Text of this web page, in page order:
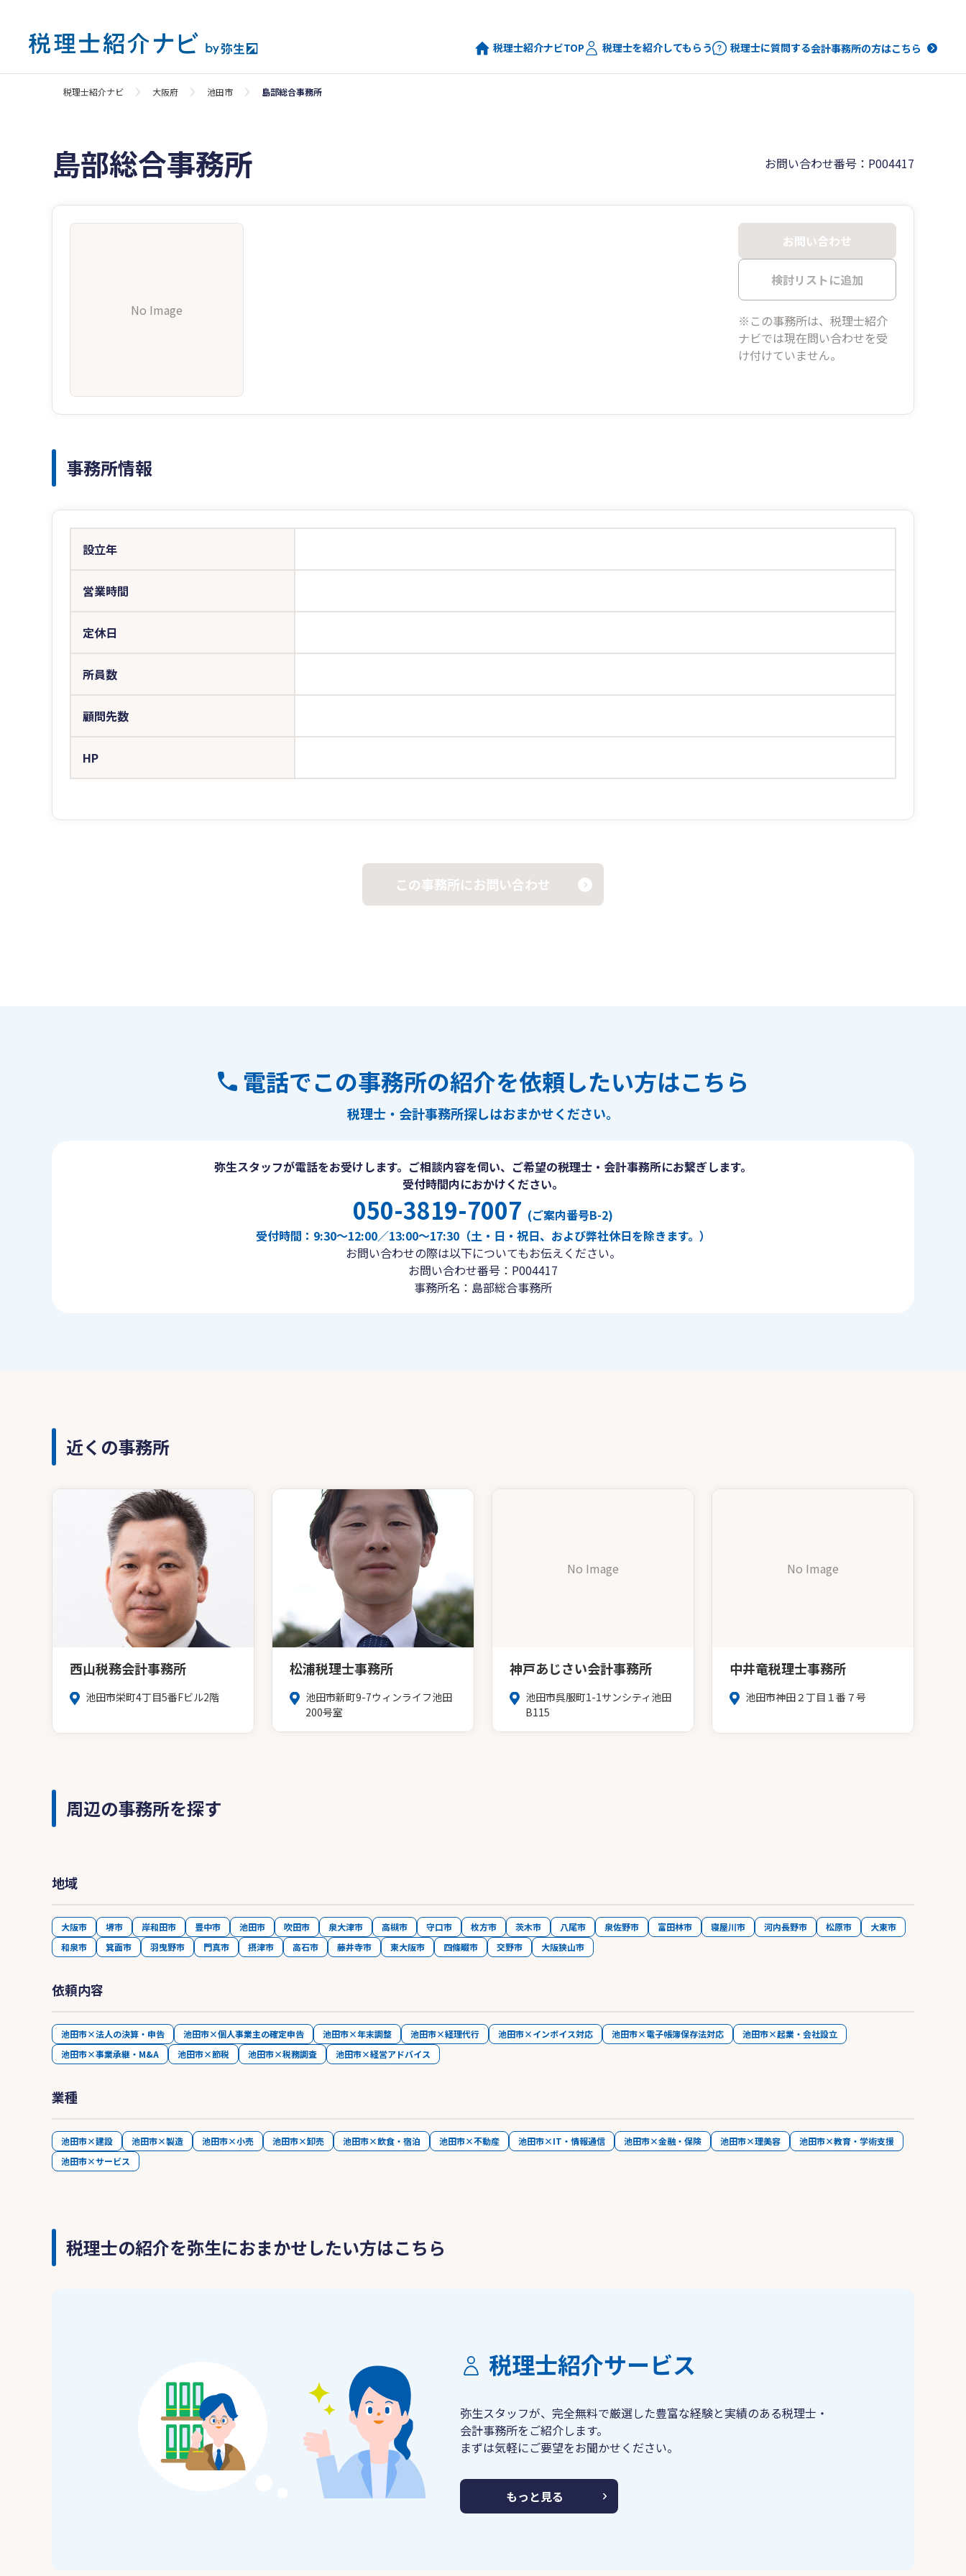
税理士紹介ナビTOP 税理士を紹介してもらう 税理士に質問する会計事務所の方はこちら
税理士紹介ナビ 大阪府 池田市 島部総合事務所
島部総合事務所 お問い合わせ番号：P004417
No Image
お問い合わせ
検討リストに追加
※この事務所は、税理士紹介
ナビでは現在問い合わせを受
け付けていません。
事務所情報
設立年
営業時間
定休日
所員数
顧問先数
HP
この事務所にお問い合わせ
電話でこの事務所の紹介を依頼したい方はこちら
税理士・会計事務所探しはおまかせください。
弥生スタッフが電話をお受けします。ご相談内容を伺い、ご希望の税理士・会計事務所にお繋ぎします。
受付時間内におかけください。
050-3819-7007 (ご案内番号B-2)
受付時間：9:30〜12:00／13:00〜17:30（土・日・祝日、および弊社休日を除きます。）
お問い合わせの際は以下についてもお伝えください。
お問い合わせ番号：P004417
事務所名：島部総合事務所
近くの事務所
西山税務会計事務所
池田市栄町4丁目5番Fビル2階
松浦税理士事務所
池田市新町9-7ウィンライフ池田
200号室
No Image
神戸あじさい会計事務所
池田市呉服町1-1サンシティ池田
B115
No Image
中井竜税理士事務所
池田市神田２丁目１番７号
周辺の事務所を探す
地域
大阪市 堺市 岸和田市 豊中市 池田市 吹田市 泉大津市 高槻市 守口市 枚方市 茨木市 八尾市 泉佐野市 富田林市 寝屋川市 河内長野市 松原市
大東市
和泉市
箕面市 羽曳野市 門真市 摂津市 高石市 藤井寺市 東大阪市 四條畷市 交野市 大阪狭山市
依頼内容
池田市×法人の決算・申告 池田市×個人事業主の確定申告 池田市×年末調整 池田市×経理代行 池田市×インボイス対応 池田市×電子帳簿保存法対応
池田市×起業・会社設立
池田市×事業承継・M&A
池田市×節税 池田市×税務調査 池田市×経営アドバイス
業種
池田市×建設 池田市×製造 池田市×小売 池田市×卸売 池田市×飲食・宿泊 池田市×不動産 池田市×IT・情報通信 池田市×金融・保険 池田市×理美容
池田市×教育・学術支援
池田市×サービス
税理士の紹介を弥生におまかせしたい方はこちら
税理士紹介サービス
弥生スタッフが、完全無料で厳選した豊富な経験と実績のある税理士・
会計事務所をご紹介します。
まずは気軽にご要望をお聞かせください。
もっと見る